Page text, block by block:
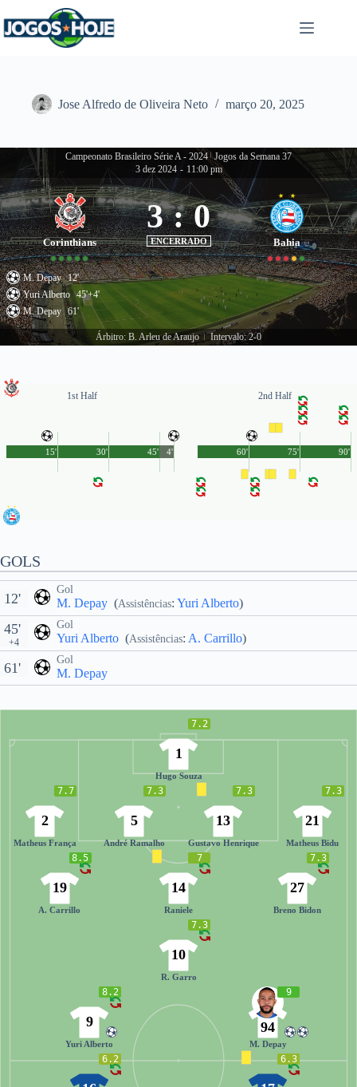
para
o
Jose Alfredo de Oliveira Neto março 20, 2025
Campeonato Brasileiro Série A - 2024 | Jogos da Semana 37
3 dez 2024 - 11:00 pm
Corinthians
3 : 0
ENCERRADO Bahia
M. Depay 12'
Yuri Alberto 45'+4'
M. Depay 61'
Árbitro: B. Arleu de Araujo Intervalo: 2-0
1st Half
45'
15' 30' 4'
2nd Half
90'
60' 75'
GOLS
Gol
M. Depay (Assistências: Yuri Alberto)
12'
Gol
Yuri Alberto (Assistências: A. Carrillo)
45'
+4
Gol
M. Depay
61'
7.2
1
Hugo Souza
7.3
21
Matheus Bidu
7.3
13
Gustavo Henrique
7.3
5
André Ramalho
7.7
2
Matheus França
7.3
27
Breno Bidon
7
14
Raniele
8.5
19
A. Carrillo
7.3
10
R. Garro
9
94
M. Depay
8.2
9
Yuri Alberto
6.2 6.3